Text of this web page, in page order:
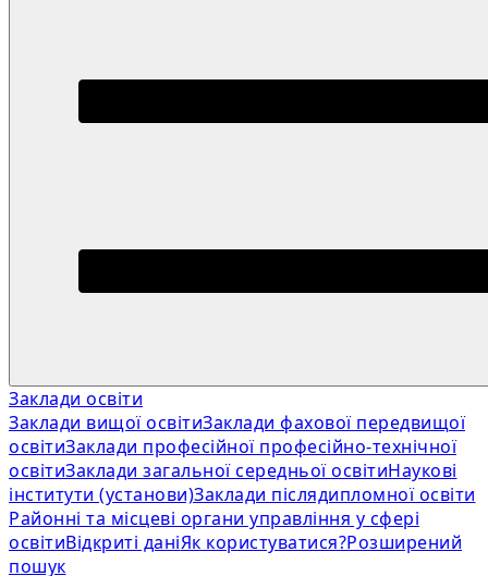
Заклади освіти
Заклади вищої освітиЗаклади фахової передвищої
освітиЗаклади професійної професійно-технічної
освітиЗаклади загальної середньої освітиНаукові
інститути (установи)Заклади післядипломної освіти
Районні та місцеві органи управління у сфері
освітиВідкриті даніЯк користуватися?Розширений
пошук